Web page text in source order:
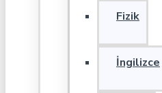
Fizik
İngilizce